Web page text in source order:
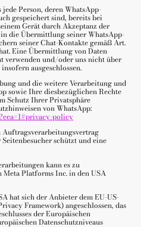
Person, deren WhatsApp-
gespeichert sind, bereits bei
Gerät durch Akzeptanz der
die Übermittlung seiner WhatsApp-
seiner Chat-Kontakte gemäß Art.
Eine Übermittlung von Daten
verwenden und/oder uns nicht über
ausgeschlossen.
und die weitere Verarbeitung und
sowie Ihre diesbezüglichen Rechte
Schutz Ihrer Privatsphäre
von WhatsApp:
policy
schützt und eine
kann es zu
Meta Platforms Inc. in den USA
hat sich der Anbieter dem EU-US-
Framework) angeschlossen, das
der Europäischen
Datenschutzniveaus